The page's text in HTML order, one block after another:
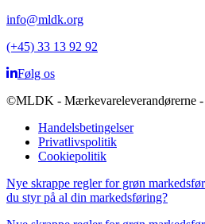
info@mldk.org
(+45) 33 13 92 92
Følg os
©MLDK - Mærkevareleverandørerne -
Handelsbetingelser
Privatlivspolitik
Cookiepolitik
Nye skrappe regler for grøn
du styr på al din markedsføring?